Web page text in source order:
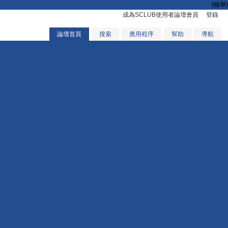
(檢舉)
成為SCLUB使用者論壇會員
登錄
論壇首頁 搜索 應用程序 幫助 導航